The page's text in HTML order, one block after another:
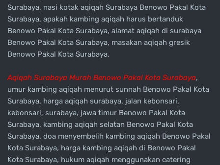
Surabaya, nasi kotak aqiqah Surabaya Benowo Pakal Kota
Surabaya, apakah kambing aqiqah harus bertanduk
Benowo Pakal Kota Surabaya, alamat aqiqah di surabaya
Benowo Pakal Kota Surabaya, masakan aqiqah gresik
Benowo Pakal Kota Surabaya.
Aqiqah Surabaya Murah Benowo Pakal Kota Surabaya,
umur kambing aqiqah menurut sunnah Benowo Pakal Kota
Surabaya, harga aqiqah surabaya, jalan kebonsari,
kebonsari, surabaya, jawa timur Benowo Pakal Kota
Surabaya, kambing aqiqah selatan Benowo Pakal Kota
Surabaya, doa menyembelih kambing aqiqah Benowo Pakal
Kota Surabaya, harga kambing aqiqah di Benowo Pakal
Kota Surabaya, hukum aqiqah menggunakan catering